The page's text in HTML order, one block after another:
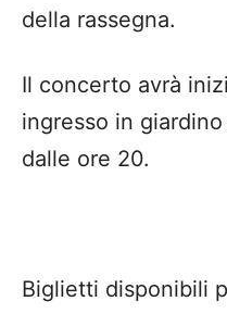
della rassegna.
Il concerto avrà
ingresso in
dalle ore 20.
Biglietti disponibili